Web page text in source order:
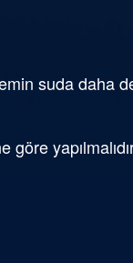
suda daha
göre